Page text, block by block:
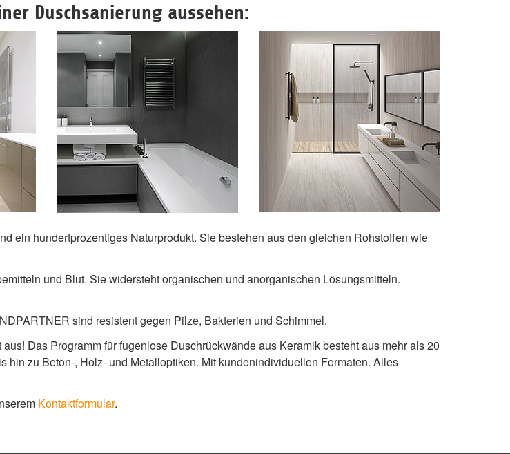
Duschsanierung aussehen:
ein hundertprozentiges Naturprodukt. Sie bestehen aus den gleichen Rohstoffen wie
und Blut. Sie widersteht organischen und anorganischen Lösungsmitteln.
sind resistent gegen Pilze, Bakterien und Schimmel.
Das Programm für fugenlose Duschrückwände aus Keramik besteht aus mehr als 20
hin zu Beton-, Holz- und Metalloptiken. Mit kundenindividuellen Formaten. Alles
Kontaktformular.